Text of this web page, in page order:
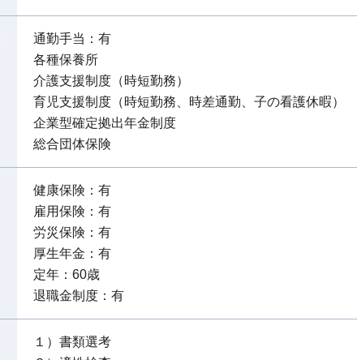
通勤手当：有
各種保養所
介護支援制度（時短勤務）
育児支援制度（時短勤務、時差通勤、子の看護休暇）
企業型確定拠出年金制度
総合団体保険
健康保険：有
雇用保険：有
労災保険：有
厚生年金：有
定年：60歳
退職金制度：有
１）書類選考